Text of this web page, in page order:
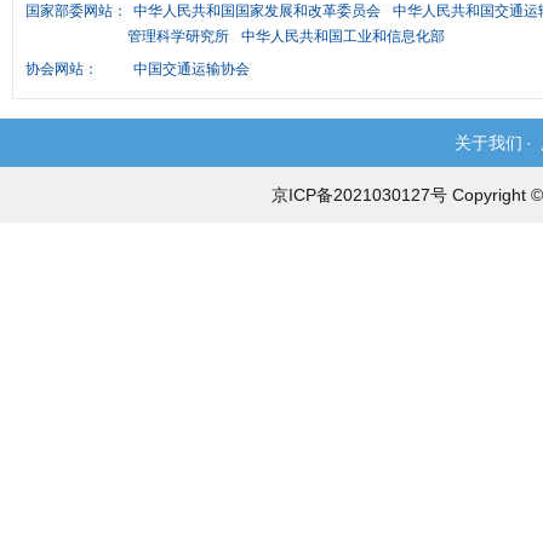
国家部委网站： 中华人民共和国国家发展和改革委员会
中华人民共和国交通运
管理科学研究所
中华人民共和国工业和信息化部
协会网站：
中国交通运输协会
关于我们 ·
京ICP备2021030127号 Copyright